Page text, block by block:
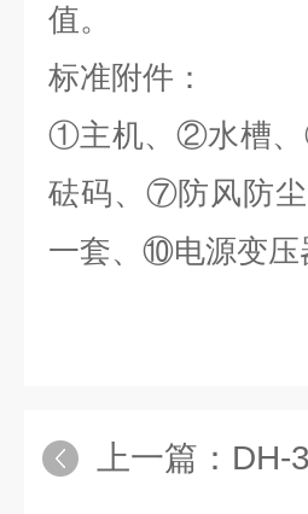
值。
标准附件：
①主机、 ②水槽、
砝码、 ⑦防风防
一套、 ⑩电源变
上一篇： DH-